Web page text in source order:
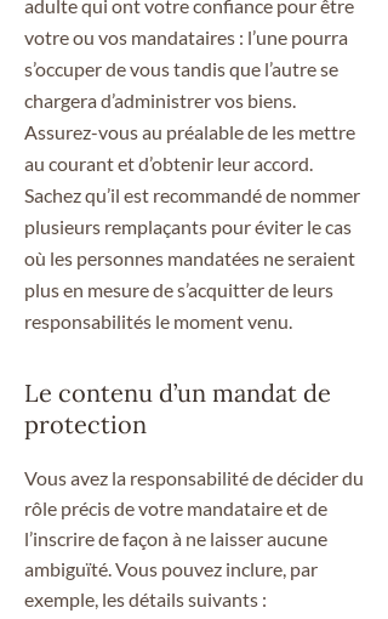
adulte qui ont votre confiance pour être
votre ou vos mandataires : l’une pourra
s’occuper de vous tandis que l’autre se
chargera d’administrer vos biens.
Assurez-vous au préalable de les mettre
au courant et d’obtenir leur accord.
Sachez qu’il est recommandé de nommer
plusieurs remplaçants pour éviter le cas
où les personnes mandatées ne seraient
plus en mesure de s’acquitter de leurs
responsabilités le moment venu.
Le contenu d’un mandat de
protection
Vous avez la responsabilité de décider du
rôle précis de votre mandataire et de
l’inscrire de façon à ne laisser aucune
ambiguïté. Vous pouvez inclure, par
exemple, les détails suivants :